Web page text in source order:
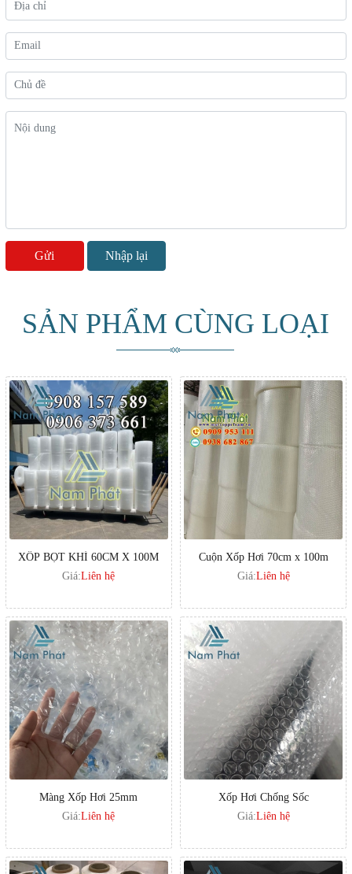
SẢN PHẨM CÙNG LOẠI
XỐP BỌT KHÍ 60CM X 100M
Giá:Liên hệ
Cuộn Xốp Hơi 70cm x 100m
Giá:Liên hệ
Màng Xốp Hơi 25mm
Giá:Liên hệ
Xốp Hơi Chống Sốc
Giá:Liên hệ